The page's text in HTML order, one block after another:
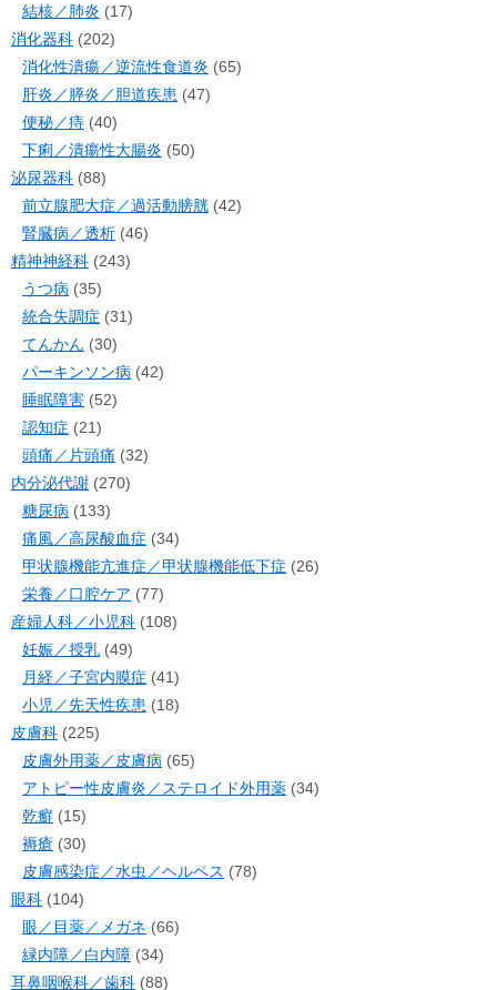
結核／肺炎 (17)
消化器科 (202)
消化性潰瘍／逆流性食道炎 (65)
肝炎／膵炎／胆道疾患 (47)
便秘／痔 (40)
下痢／潰瘍性大腸炎 (50)
泌尿器科 (88)
前立腺肥大症／過活動膀胱 (42)
腎臓病／透析 (46)
精神神経科 (243)
うつ病 (35)
統合失調症 (31)
てんかん (30)
パーキンソン病 (42)
睡眠障害 (52)
認知症 (21)
頭痛／片頭痛 (32)
内分泌代謝 (270)
糖尿病 (133)
痛風／高尿酸血症 (34)
甲状腺機能亢進症／甲状腺機能低下症 (26)
栄養／口腔ケア (77)
産婦人科／小児科 (108)
妊娠／授乳 (49)
月経／子宮内膜症 (41)
小児／先天性疾患 (18)
皮膚科 (225)
皮膚外用薬／皮膚病 (65)
アトピー性皮膚炎／ステロイド外用薬 (34)
乾癬 (15)
褥瘡 (30)
皮膚感染症／水虫／ヘルペス (78)
眼科 (104)
眼／目薬／メガネ (66)
緑内障／白内障 (34)
耳鼻咽喉科／歯科 (88)